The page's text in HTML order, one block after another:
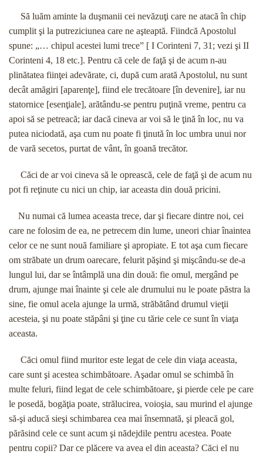
Să luăm aminte la duşmanii cei nevăzuţi care ne atacă în chip
cumplit şi la putreziciunea care ne aşteaptă. Fiindcă Apostolul
spune: „… chipul acestei lumi trece” [ I Corinteni 7, 31; vezi şi II
Corinteni 4, 18 etc.]. Pentru că cele de faţă şi de acum n-au
plinătatea fiinţei adevărate, ci, după cum arată Apostolul, nu sunt
decât amăgiri [aparenţe], fiind ele trecătoare [în devenire], iar nu
statornice [esenţiale], arătându-se pentru puţină vreme, pentru ca
apoi să se petreacă; iar dacă cineva ar voi să le ţină în loc, nu va
putea niciodată, aşa cum nu poate fi ţinută în loc umbra unui nor
de vară secetos, purtat de vânt, în goană trecător.
Căci de ar voi cineva să le oprească, cele de faţă şi de acum nu
pot fi reţinute cu nici un chip, iar aceasta din două pricini.
Nu numai că lumea aceasta trece, dar şi fiecare dintre noi, cei
care ne folosim de ea, ne petrecem din lume, uneori chiar înaintea
celor ce ne sunt nouă familiare şi apropiate. E tot aşa cum fiecare
om străbate un drum oarecare, felurit păşind şi mişcându-se de-a
lungul lui, dar se întâmplă una din două: fie omul, mergând pe
drum, ajunge mai înainte şi cele ale drumului nu le poate păstra la
sine, fie omul acela ajunge la urmă, străbătând drumul vieţii
acesteia, şi nu poate stăpâni şi ţine cu tărie cele ce sunt în viaţa
aceasta.
Căci omul fiind muritor este legat de cele din viaţa aceasta,
care sunt şi acestea schimbătoare. Aşadar omul se schimbă în
multe feluri, fiind legat de cele schimbătoare, şi pierde cele pe care
le posedă, bogăţia poate, strălucirea, voioşia, sau murind el ajunge
să-şi aducă sieşi schimbarea cea mai însemnată, şi pleacă gol,
părăsind cele ce sunt acum şi nădejdile pentru acestea. Poate
pentru copii? Dar ce plăcere va avea el din aceasta? Căci el nu